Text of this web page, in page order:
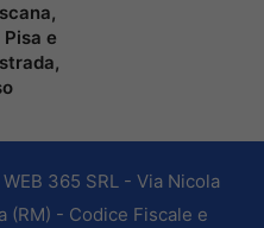
e
365 SRL - Via Nicola
(RM) - Codice Fiscale e